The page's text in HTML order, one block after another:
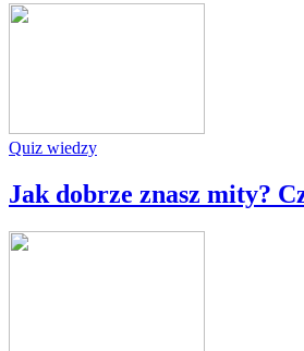
Quiz wiedzy
Jak dobrze znasz mity?